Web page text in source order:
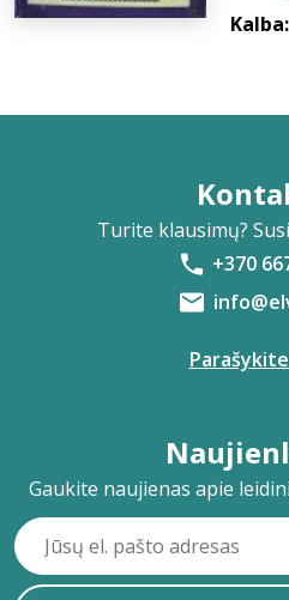
Kalba:
Turite klausimų?
+370
Gaukite naujienas apie